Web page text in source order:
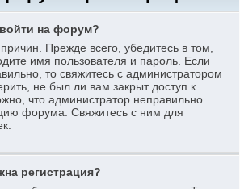
на форум?
Прежде всего, убедитесь в том,
имя пользователя и пароль. Если
то свяжитесь с администратором
не был ли вам закрыт доступ к
что администратор неправильно
форума. Свяжитесь с ним для
регистрация?